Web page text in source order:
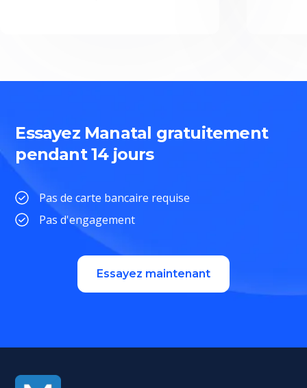
Essayez Manatal gratuitement
pendant 14 jours
Pas de carte bancaire requise
Pas d'engagement
Essayez maintenant